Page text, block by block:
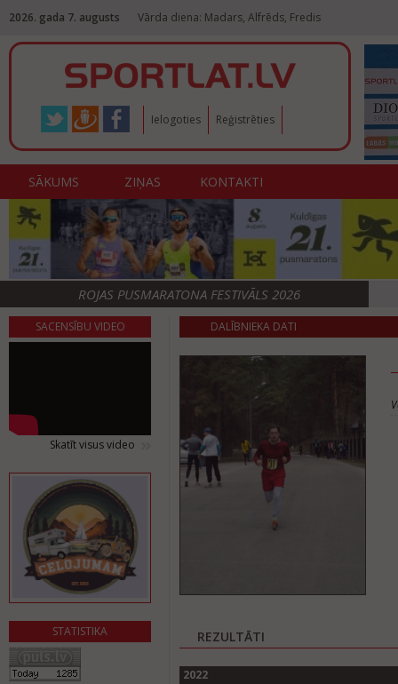
2026. gada 7. augusts Vārda diena: Madars, Alfrēds, Fredis
Ielogoties Reģistrēties
SĀKUMS ZIŅAS KONTAKTI
ROJAS PUSMARATONA FESTIVĀLS 2026
SACENSĪBU VIDEO
Skatīt visus video
STATISTIKA
DALĪBNIEKA DATI
REZULTĀTI
2022